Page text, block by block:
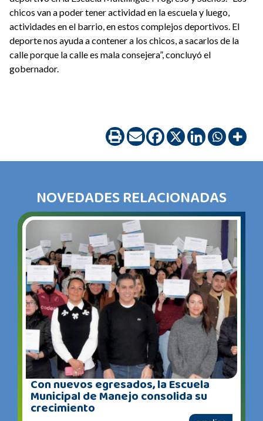
chicos van a poder tener actividad en la escuela y luego,
actividades en el barrio, en estos complejos deportivos. El
deporte nos ayuda a contener a los chicos, a sacarlos de la
calle porque la calle es mala consejera”, concluyó el
gobernador.
NOVEDADES RELACIONADAS
Con nuevos egresados, la Escuela
Municipal de Manejo consolida su
crecimiento